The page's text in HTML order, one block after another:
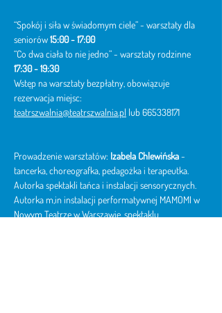
“Spokój i siła w świadomym ciele” - warsztaty dla
seniorów 15:00 - 17:00
“Co dwa ciała to nie jedno” - warsztaty rodzinne
17:30 - 19:30
Wstęp na warsztaty bezpłatny, obowiązuje
rezerwacja miejsc:
teatrszwalnia@teatrszwalnia.pl lub 665338171
Prowadzenie warsztatów: Izabela Chlewińska -
tancerka, choreografka, pedagożka i terapeutka.
Autorka spektakli tańca i instalacji sensorycznych.
Autorka m,in instalacji performatywnej MAMOMI w
Nowym Teatrze w Warszawie, spektaklu